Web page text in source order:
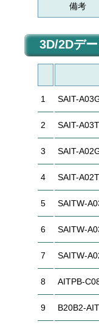
備考
3D/2Dデ
1 SAIT-
2 SAIT-
3 SAIT-
4 SAIT-
5 SAITW-
6 SAITW-
7 SAITW-
8 AITPB-
9 B20B2-